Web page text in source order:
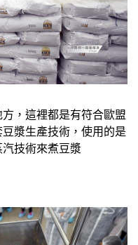
，這裡都是有符合歐盟
漿生產技術，使用的是
技術來煮豆漿